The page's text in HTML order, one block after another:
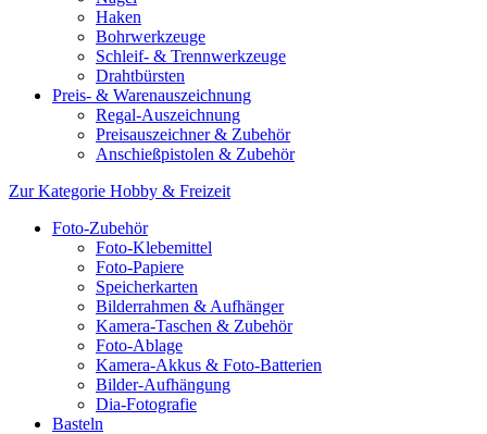
Haken
Bohrwerkzeuge
Schleif- & Trennwerkzeuge
Drahtbürsten
Preis- & Warenauszeichnung
Regal-Auszeichnung
Preisauszeichner & Zubehör
Anschießpistolen & Zubehör
Zur Kategorie Hobby & Freizeit
Foto-Zubehör
Foto-Klebemittel
Foto-Papiere
Speicherkarten
Bilderrahmen & Aufhänger
Kamera-Taschen & Zubehör
Foto-Ablage
Kamera-Akkus & Foto-Batterien
Bilder-Aufhängung
Dia-Fotografie
Basteln